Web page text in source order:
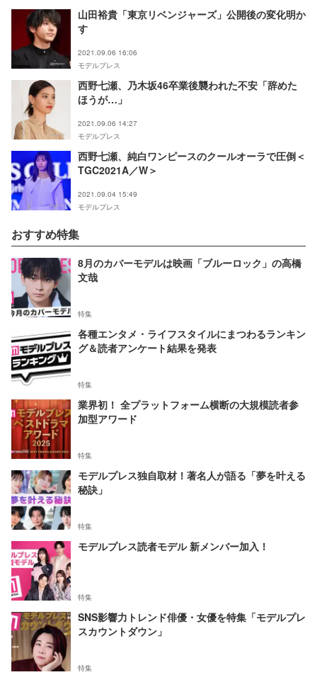
山田裕貴「東京リベンジャーズ」公開後の変化明か
す
2021.09.06 16:06
モデルプレス
西野七瀬、乃木坂46卒業後襲われた不安「辞めた
ほうが…」
2021.09.06 14:27
モデルプレス
西野七瀬、純白ワンピースのクールオーラで圧倒＜
TGC2021A／W＞
2021.09.04 15:49
モデルプレス
おすすめ特集
8月のカバーモデルは映画「ブルーロック」の高橋
文哉
特集
各種エンタメ・ライフスタイルにまつわるランキン
グ＆読者アンケート結果を発表
特集
業界初！ 全プラットフォーム横断の大規模読者参
加型アワード
特集
モデルプレス独自取材！著名人が語る「夢を叶える
秘訣」
特集
モデルプレス読者モデル 新メンバー加入！
特集
SNS影響力トレンド俳優・女優を特集「モデルプレ
スカウントダウン」
特集